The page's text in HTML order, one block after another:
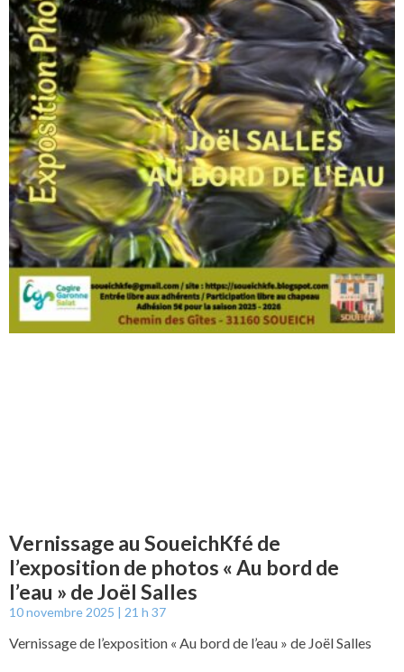
Vernissage au SoueichKfé de
l’exposition de photos « Au bord de
l’eau » de Joël Salles
10 novembre 2025 21 h 37
Vernissage de l’exposition « Au bord de l’eau » de Joël Salles